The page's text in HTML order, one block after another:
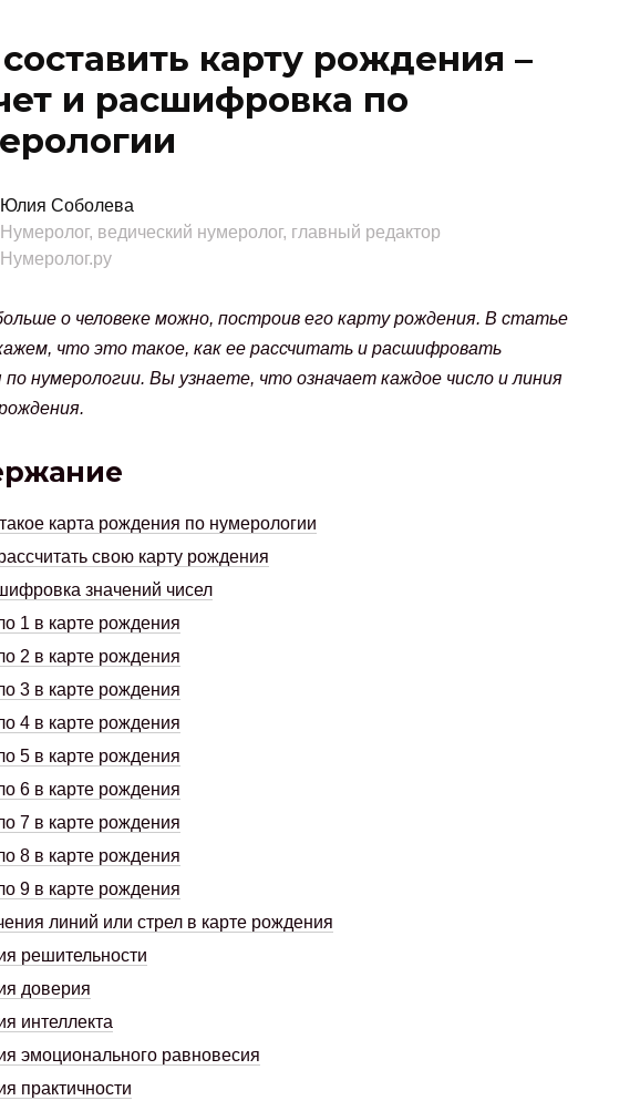
карту рождения –
и расшифровка по
Юлия Соболева
Нумеролог, ведический нумеролог, главный редактор
Нумеролог.ру
о человеке можно, построив его карту рождения. В статье
что это такое, как ее рассчитать и расшифровать
по нумерологии. Вы узнаете, что означает каждое число и линия
карта рождения по нумерологии
свою карту рождения
значений чисел
1 в карте рождения
2 в карте рождения
3 в карте рождения
4 в карте рождения
5 в карте рождения
6 в карте рождения
7 в карте рождения
8 в карте рождения
9 в карте рождения
линий или стрел в карте рождения
решительности
доверия
интеллекта
эмоционального равновесия
практичности